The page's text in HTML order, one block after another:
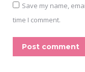
Save my name,
time I comment.
Post comment